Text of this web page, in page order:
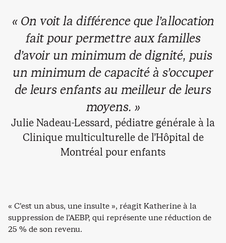
« On voit la différence que l’allocation
fait pour permettre aux familles
d’avoir un minimum de dignité, puis
un minimum de capacité à s’occuper
de leurs enfants au meilleur de leurs
moyens. »
Julie Nadeau-Lessard, pédiatre générale à la
Clinique multiculturelle de l’Hôpital de
Montréal pour enfants
« C’est un abus, une insulte », réagit Katherine à la
suppression de l’AEBP, qui représente une réduction de
25 % de son revenu.